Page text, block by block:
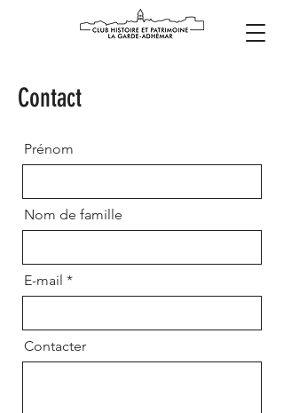
Contact
Prénom
Nom de famille
E-mail
Contacter